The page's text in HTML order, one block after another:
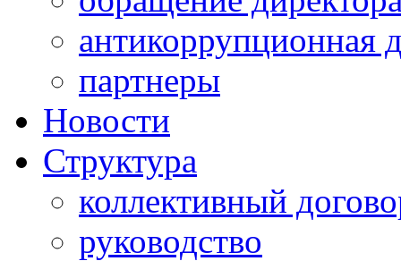
антикоррупционная
партнеры
Новости
Структура
коллективный
руководство